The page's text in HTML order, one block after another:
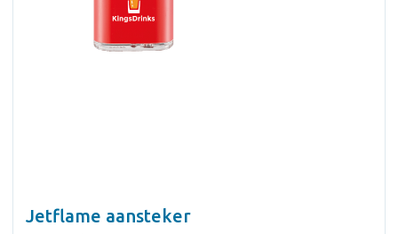
Jetflame aansteker